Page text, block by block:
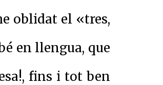
oblidat el «tres,
en llengua, que
fins i tot ben